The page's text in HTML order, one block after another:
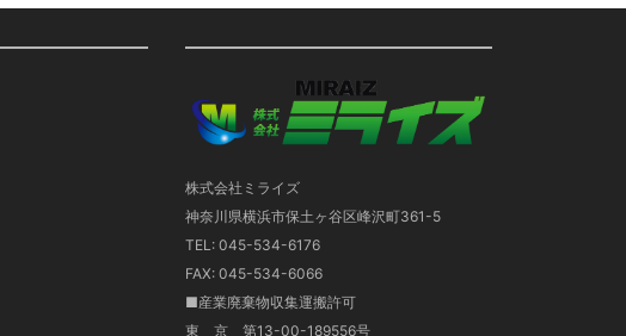
株式会社ミライズ
神奈川県横浜市保土ヶ谷区峰沢町361-5
TEL: 045-534-6176
FAX: 045-534-6066
■産業廃棄物収集運搬許可
東 京 第13-00-189556号